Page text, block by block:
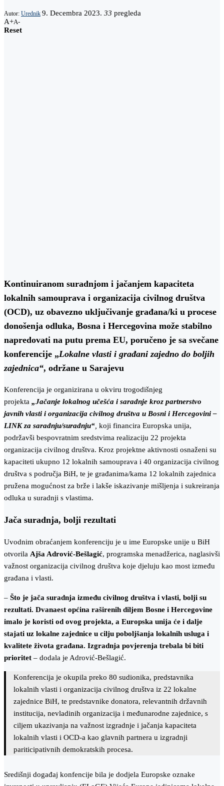
Autor: Urednik 9. Decembra 2023. 33 pregleda
A+A-
Reset
Kontinuiranom suradnjom i jačanjem kapaciteta
lokalnih samouprava i organizacija civilnog društva
(OCD), uz obavezno uključivanje građana/ki u procese
donošenja odluka, Bosna i Hercegovina može stabilno
napredovati na putu prema EU, poručeno je sa svečane
konferencije „Lokalne vlasti i građani zajedno do boljih
zajednica“, održane u Sarajevu
Konferencija je organizirana u okviru trogodišnjeg
projekta „Jačanje lokalnog učešća i saradnje kroz partnerstvo
javnih vlasti i organizacija civilnog društva u Bosni i Hercegovini –
LINK za saradnju/suradnju“, koji financira Europska unija,
podržavši bespovratnim sredstvima realizaciju 22 projekta
organizacija civilnog društva. Kroz projektne aktivnosti osnaženi su
kapaciteti ukupno 12 lokalnih samouprava i 40 organizacija civilnog
društva s područja BiH, te je građanima/kama 12 lokalnih zajednica
pružena mogućnost za brže i lakše iskazivanje mišljenja i sukreiranja
odluka u suradnji s vlastima.
Jača suradnja, bolji rezultati
Uvodnim obraćanjem konferenciju je u ime Europske unije u BiH
otvorila Ajša Adrović-Bešlagić, programska menadžerica, naglasivši
važnost organizacija civilnog društva koje djeluju kao most između
građana i vlasti.
– Što je jača suradnja između civilnog društva i vlasti, bolji su
rezultati. Dvanaest općina raširenih diljem Bosne i Hercegovine
imalo je koristi od ovog projekta, a Europska unija će i dalje
stajati uz lokalne zajednice u cilju poboljšanja lokalnih usluga i
kvalitete života građana. Izgradnja povjerenja trebala bi biti
prioritet – dodala je Adrović-Bešlagić.
Konferencija je okupila preko 80 sudionika, predstavnika
lokalnih vlasti i organizacija civilnog društva iz 22 lokalne
zajednice BiH, te predstavnike donatora, relevantnih državnih
institucija, nevladinih organizacija i međunarodne zajednice, s
ciljem ukazivanja na važnost izgradnje i jačanja kapaciteta
lokalnih vlasti i OCD-a kao glavnih partnera u izgradnji
pariticipativnih demokratskih procesa.
Središnji događaj konfencije bila je dodjela Europske oznake